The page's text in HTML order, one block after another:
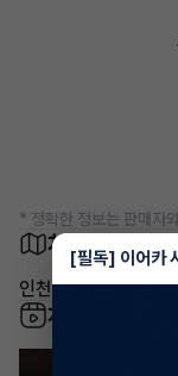
* 정확한 정보는 판매자
차량 위치
인천 미추홀구 용현동
차량 영상
[필독] 이어카